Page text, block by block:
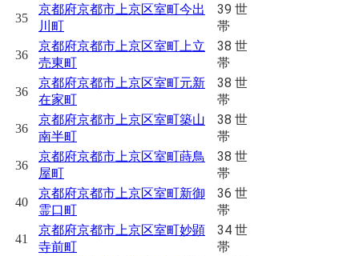
35
京都府京都市上京区室町今出
川町
39 世
帯
36
京都府京都市上京区室町上立
売東町
38 世
帯
36
京都府京都市上京区室町元新
在家町
38 世
帯
36
京都府京都市上京区室町築山
南半町
38 世
帯
36
京都府京都市上京区室町蒔鳥
屋町
38 世
帯
40
京都府京都市上京区室町新御
霊口町
36 世
帯
41
京都府京都市上京区室町妙顕
寺前町
34 世
帯